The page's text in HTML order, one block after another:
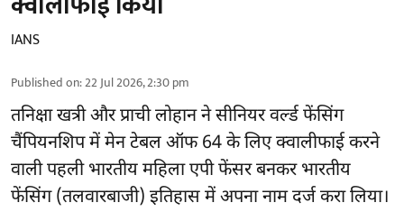
IANS
Published on:22 Jul 2026, 2:30 pm
तनिक्षा खत्री और प्राची लोहान ने सीनियर वर्ल्ड फेंसिंग
चैंपियनशिप में मेन टेबल ऑफ 64 के लिए क्वालीफाई करने
वाली पहली भारतीय महिला एपी फेंसर बनकर भारतीय
फेंसिंग (तलवारबाजी) इतिहास में अपना नाम दर्ज करा लिया।